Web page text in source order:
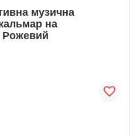
музична
на
Рожевий